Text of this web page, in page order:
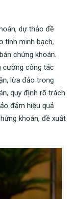
dự thảo đề
tính minh bạch,
chứng khoán.
cường công tác
lừa đảo trong
quy định rõ trách
đảm hiệu quả
khoán, đề xuất